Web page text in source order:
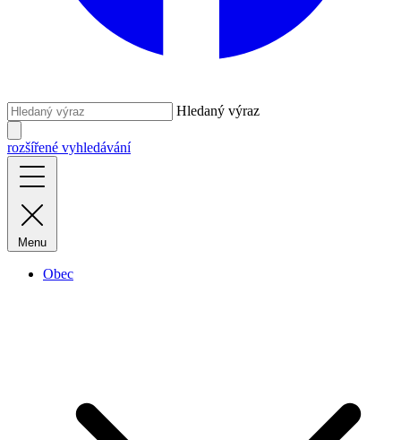
Hledaný výraz
rozšířené vyhledávání
Menu
Obec